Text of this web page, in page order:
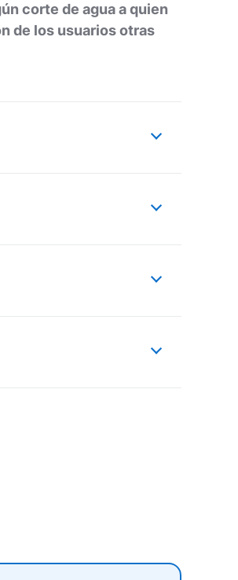
corte de agua a quien
de los usuarios otras